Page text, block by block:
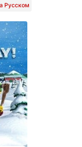
Русском